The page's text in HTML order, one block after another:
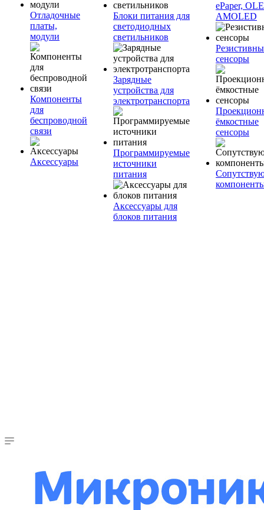
Отладочные
платы,
модули
Компоненты
для
беспроводной
связи
Аксессуары
Блоки питания для
светодиодных
светильников
Зарядные
устройства для
электротранспорта
Программируемые
источники
питания
Аксессуары для
блоков питания
ePaper,
AMOLED
сенсоры
ёмкостные
сенсоры